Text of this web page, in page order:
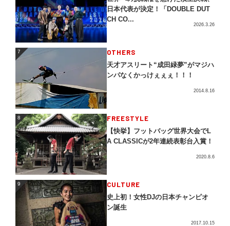
日本代表が決定！「DOUBLE DUT
CH CO...
2026.3.26
7 OTHERS
天才アスリート“成田緑夢”がマジハ
ンパなくかっけぇぇぇ！！！
2014.8.16
8 FREESTYLE
【快挙】フットバッグ世界大会でL
A CLASSICが2年連続表彰台入賞！
2020.8.6
9 CULTURE
史上初！女性DJの日本チャンピオ
ン誕生
2017.10.15